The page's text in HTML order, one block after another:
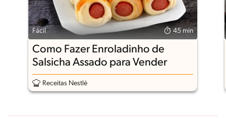
Fácil 45 min
Como Fazer Enroladinho de
Salsicha Assado para Vender
Receitas Nestlé